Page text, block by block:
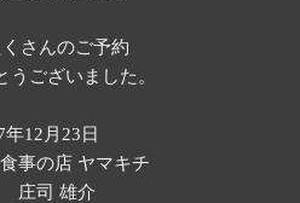
さんのご予約
うございました。
年12月23日
事の店 ヤマキチ
庄司 雄介